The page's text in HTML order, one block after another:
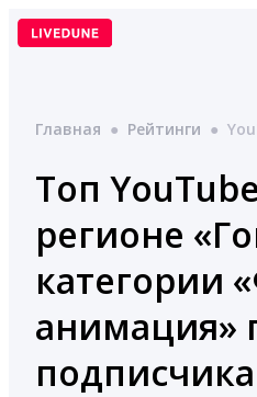
Перейти
Главная ● Рейтинги ●
Топ
регионе
категории
анимация»